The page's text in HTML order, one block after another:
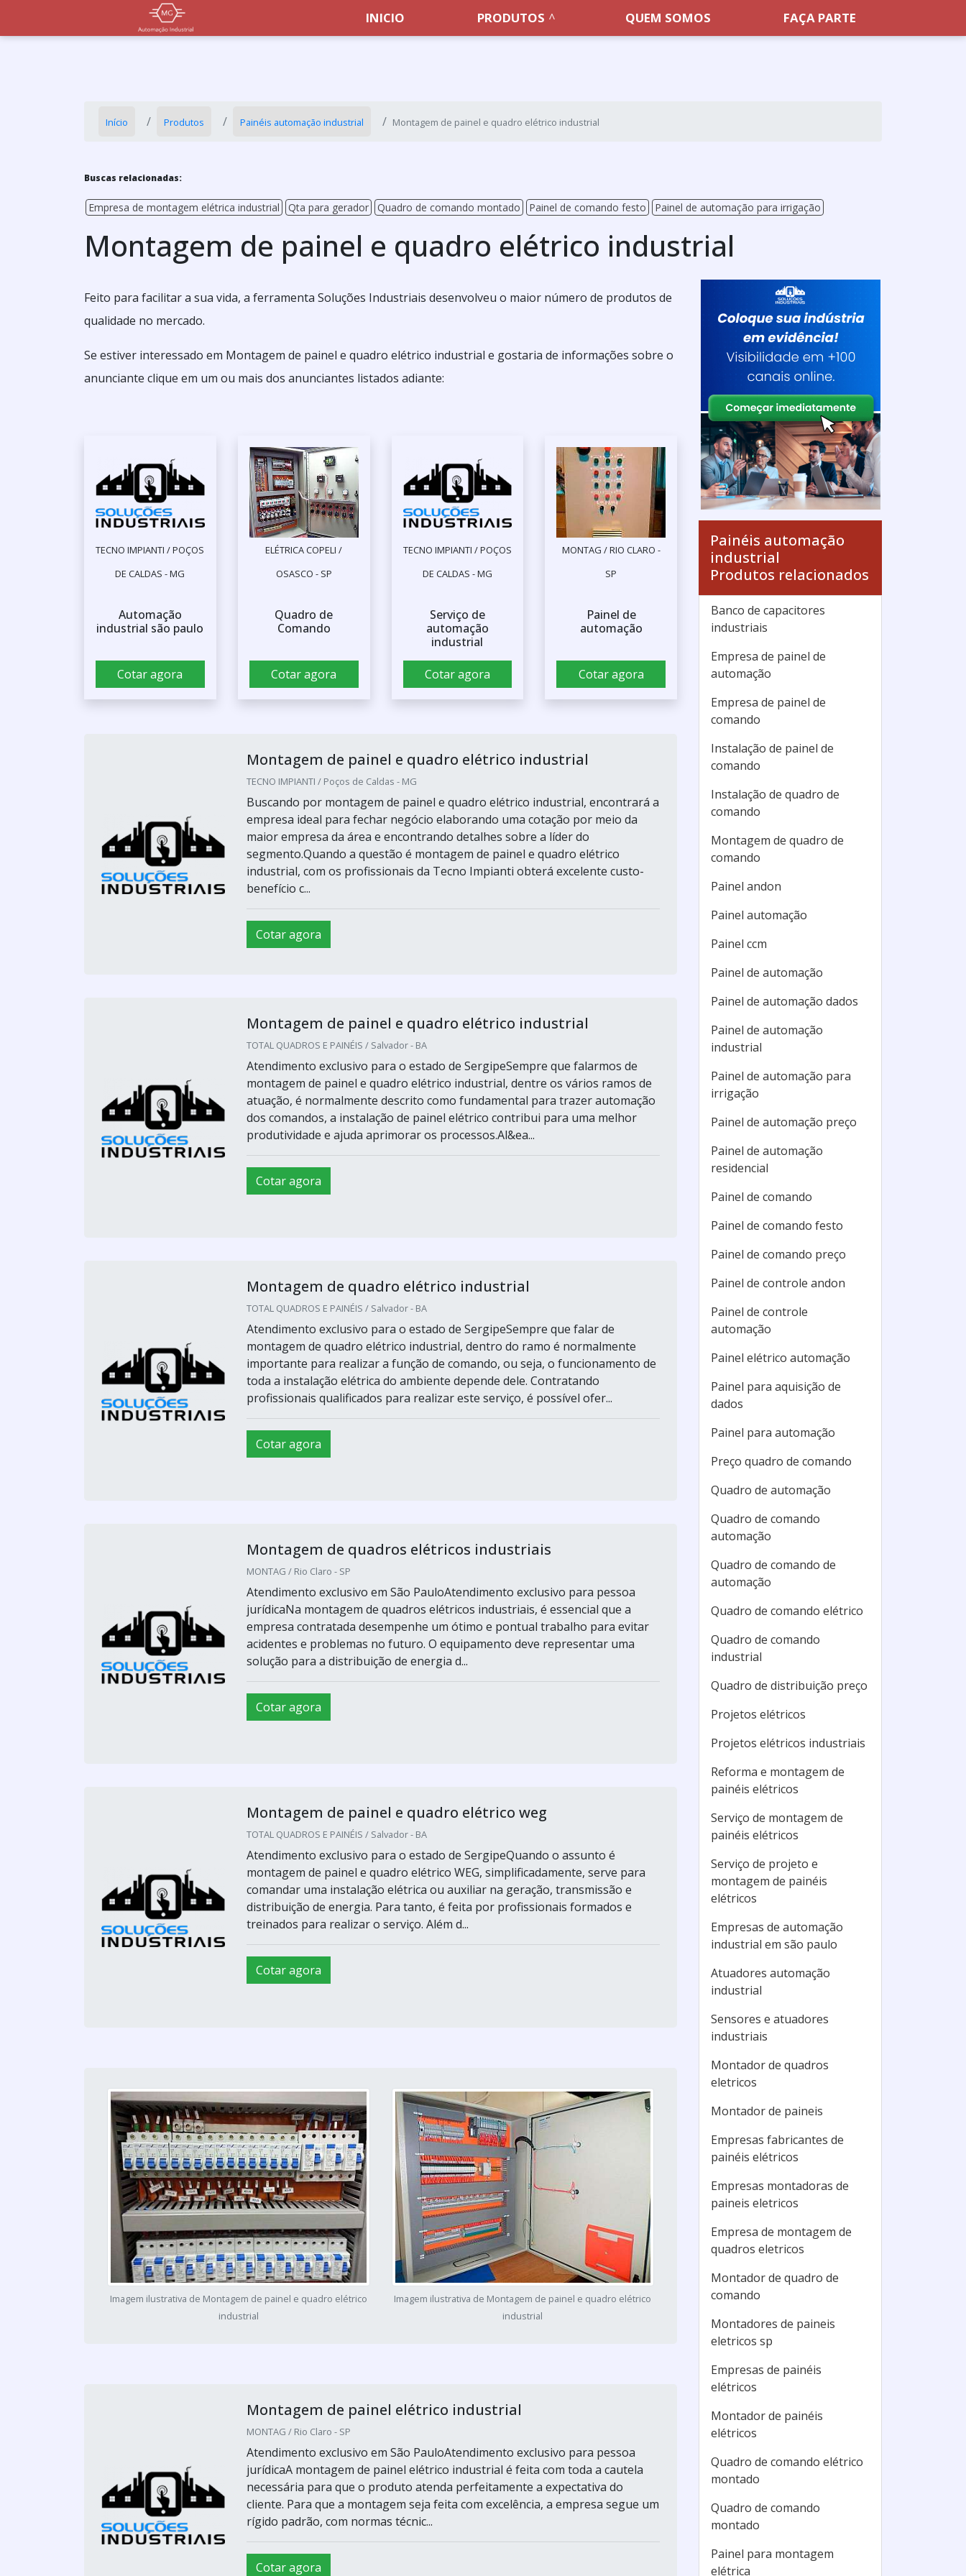
INICIO PRODUTOS QUEM SOMOS FAÇA PARTE
Início Produtos Painéis automação industrial Montagem de painel e quadro elétrico industrial
Buscas relacionadas:
Empresa de montagem elétrica industrial Qta para gerador Quadro de comando montado Painel de comando festo Painel de automação para irrigação
Montagem de painel e quadro elétrico industrial
Feito para facilitar a sua vida, a ferramenta Soluções Industriais desenvolveu o maior número de produtos de
qualidade no mercado.
Se estiver interessado em Montagem de painel e quadro elétrico industrial e gostaria de informações sobre o
anunciante clique em um ou mais dos anunciantes listados adiante:
TECNO IMPIANTI / POÇOS
DE CALDAS - MG
Automação
industrial são paulo
Cotar agora
ELÉTRICA COPELI /
OSASCO - SP
Quadro de
Comando
Cotar agora
TECNO IMPIANTI / POÇOS
DE CALDAS - MG
Serviço de
automação
industrial
Cotar agora
MONTAG / RIO CLARO -
SP
Painel de
automação
Cotar agora
Montagem de painel e quadro elétrico industrial
TECNO IMPIANTI / Poços de Caldas - MG
Buscando por montagem de painel e quadro elétrico industrial, encontrará a
empresa ideal para fechar negócio elaborando uma cotação por meio da
maior empresa da área e encontrando detalhes sobre a líder do
segmento.Quando a questão é montagem de painel e quadro elétrico
industrial, com os profissionais da Tecno Impianti obterá excelente custo-
benefício c...
Cotar agora
Montagem de painel e quadro elétrico industrial
TOTAL QUADROS E PAINÉIS / Salvador - BA
Atendimento exclusivo para o estado de SergipeSempre que falarmos de
montagem de painel e quadro elétrico industrial, dentre os vários ramos de
atuação, é normalmente descrito como fundamental para trazer automação
dos comandos, a instalação de painel elétrico contribui para uma melhor
produtividade e ajuda aprimorar os processos.Al&ea...
Cotar agora
Montagem de quadro elétrico industrial
TOTAL QUADROS E PAINÉIS / Salvador - BA
Atendimento exclusivo para o estado de SergipeSempre que falar de
montagem de quadro elétrico industrial, dentro do ramo é normalmente
importante para realizar a função de comando, ou seja, o funcionamento de
toda a instalação elétrica do ambiente depende dele. Contratando
profissionais qualificados para realizar este serviço, é possível ofer...
Cotar agora
Montagem de quadros elétricos industriais
MONTAG / Rio Claro - SP
Atendimento exclusivo em São PauloAtendimento exclusivo para pessoa
jurídicaNa montagem de quadros elétricos industriais, é essencial que a
empresa contratada desempenhe um ótimo e pontual trabalho para evitar
acidentes e problemas no futuro. O equipamento deve representar uma
solução para a distribuição de energia d...
Cotar agora
Montagem de painel e quadro elétrico weg
TOTAL QUADROS E PAINÉIS / Salvador - BA
Atendimento exclusivo para o estado de SergipeQuando o assunto é
montagem de painel e quadro elétrico WEG, simplificadamente, serve para
comandar uma instalação elétrica ou auxiliar na geração, transmissão e
distribuição de energia. Para tanto, é feita por profissionais formados e
treinados para realizar o serviço. Além d...
Cotar agora
Imagem ilustrativa de Montagem de painel e quadro elétrico
industrial
Imagem ilustrativa de Montagem de painel e quadro elétrico
industrial
Montagem de painel elétrico industrial
MONTAG / Rio Claro - SP
Atendimento exclusivo em São PauloAtendimento exclusivo para pessoa
jurídicaA montagem de painel elétrico industrial é feita com toda a cautela
necessária para que o produto atenda perfeitamente a expectativa do
cliente. Para que a montagem seja feita com excelência, a empresa segue um
rígido padrão, com normas técnic...
Cotar agora
Painéis automação
industrial
Produtos relacionados
Banco de capacitores
industriais
Empresa de painel de
automação
Empresa de painel de
comando
Instalação de painel de
comando
Instalação de quadro de
comando
Montagem de quadro de
comando
Painel andon
Painel automação
Painel ccm
Painel de automação
Painel de automação dados
Painel de automação
industrial
Painel de automação para
irrigação
Painel de automação preço
Painel de automação
residencial
Painel de comando
Painel de comando festo
Painel de comando preço
Painel de controle andon
Painel de controle
automação
Painel elétrico automação
Painel para aquisição de
dados
Painel para automação
Preço quadro de comando
Quadro de automação
Quadro de comando
automação
Quadro de comando de
automação
Quadro de comando elétrico
Quadro de comando
industrial
Quadro de distribuição preço
Projetos elétricos
Projetos elétricos industriais
Reforma e montagem de
painéis elétricos
Serviço de montagem de
painéis elétricos
Serviço de projeto e
montagem de painéis
elétricos
Empresas de automação
industrial em são paulo
Atuadores automação
industrial
Sensores e atuadores
industriais
Montador de quadros
eletricos
Montador de paineis
Empresas fabricantes de
painéis elétricos
Empresas montadoras de
paineis eletricos
Empresa de montagem de
quadros eletricos
Montador de quadro de
comando
Montadores de paineis
eletricos sp
Empresas de painéis
elétricos
Montador de painéis
elétricos
Quadro de comando elétrico
montado
Quadro de comando
montado
Painel para montagem
elétrica